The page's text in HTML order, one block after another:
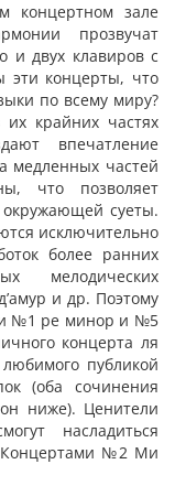
зале
прозвучат
и двух клавиров с
эти концерты, что
по всему миру?
крайних частях
впечатление
медленных частей
что позволяет
суеты.
исключительно
более ранних
мелодических
и др. Поэтому
№1 ре минор и №5
концерта ля
публикой
(оба сочинения
ниже). Ценители
насладиться
Концертами №2 Ми